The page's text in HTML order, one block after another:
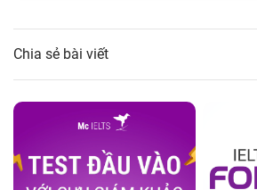
Chia sẻ bài viết